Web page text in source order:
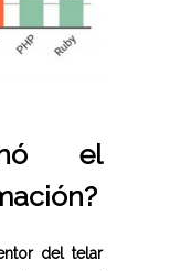
el
del telar